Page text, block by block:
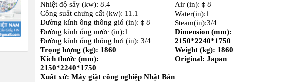
Nhiệt độ sấy (kw): 8.4
Công suất chưng cất (kw): 11.1
Đường kính ông thông gió (in):￠8
Đường kính ống nước (in):1
Đường kính ống thông hơi (in): 3/4
Trọng lượng (kg): 1860
Kích thước (mm):
2150*2240*1750
Xuất xứ: Máy giặt công nghiệp Nhật Bản
Air (in):￠8
Water(in):1
Steam(in):3/4
Dimension (mm):
2150*2240*1750
Weight (kg): 1860
Original: Japan